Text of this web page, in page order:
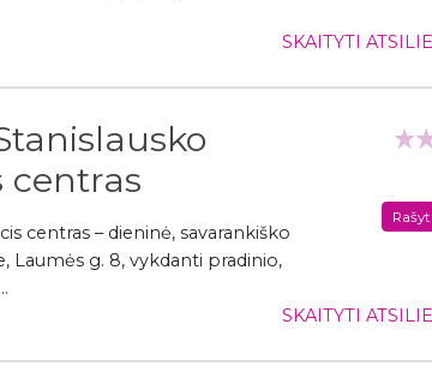
SKAITYTI
centras – dieninė, savarankiško
g. 8, vykdanti pradinio,
SKAITYTI